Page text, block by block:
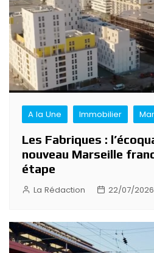
A la Une Immobilier
Les Fabriques :
nouveau Marseille
étape
La Rédaction 22/07/2026